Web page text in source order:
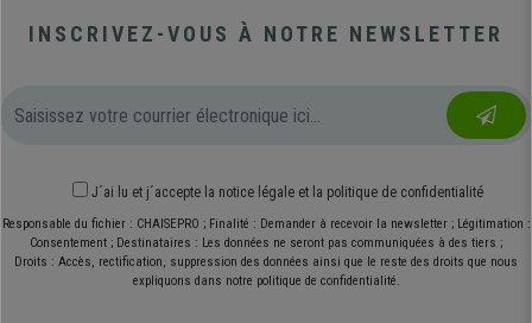
INSCRIVEZ-VOUS À NOTRE NEWSLETTER
J´ai lu et j´accepte la notice légale et la politique de confidentialité
Responsable du fichier : CHAISEPRO ; Finalité : Demander à recevoir la newsletter ; Légitimation :
Consentement ; Destinataires : Les données ne seront pas communiquées à des tiers ;
Droits : Accès, rectification, suppression des données ainsi que le reste des droits que nous
expliquons dans notre politique de confidentialité.